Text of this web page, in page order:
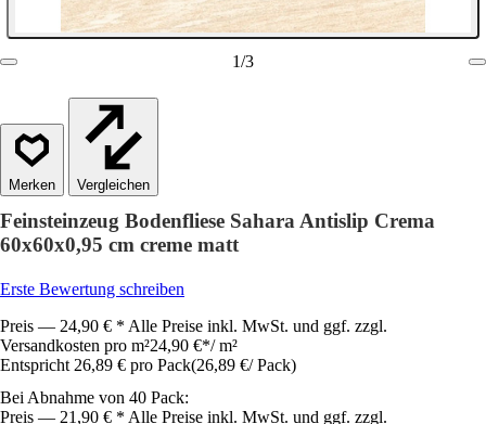
1/3
Vergleichen
Feinsteinzeug Bodenfliese Sahara Antislip Crema
60x60x0,95 cm creme matt
Erste Bewertung schreiben
Preis — 24,90 € * Alle Preise inkl. MwSt. und ggf. zzgl.
Versandkosten pro m²24,90 €*/ m²
Entspricht 26,89 € pro Pack(26,89 €/ Pack)
Bei Abnahme von 40 Pack:
Preis — 21,90 € * Alle Preise inkl. MwSt. und ggf. zzgl.